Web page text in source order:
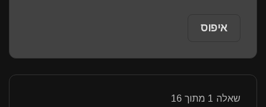
איפוס
שאלה 1 מתוך 16